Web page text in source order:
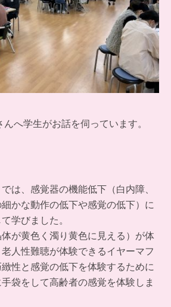
へ学生がお話を伺っています。
は、感覚器の機能低下（白内障、
かな動作の低下や感覚の低下）に
学びました。
が黄色く濁り黄色に見える）が体
人性難聴が体験できるイヤーマフ
性と感覚の低下を体験するために
袋をして高齢者の感覚を体験しま